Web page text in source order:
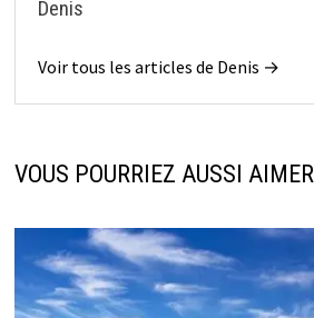
Denis
Voir tous les articles de Denis →
VOUS POURRIEZ AUSSI AIMER